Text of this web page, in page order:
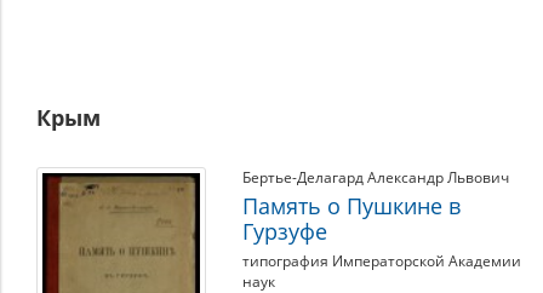
Крым
Бертье-Делагард Александр Львович
Память о Пушкине в
Гурзуфе
типография Императорской Академии
наук